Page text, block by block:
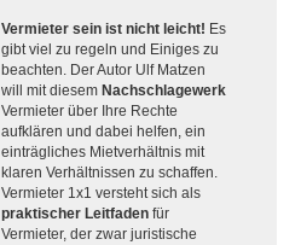
Vermieter sein ist nicht leicht! Es
gibt viel zu regeln und Einiges zu
beachten. Der Autor Ulf Matzen
will mit diesem Nachschlagewerk
Vermieter über Ihre Rechte
aufklären und dabei helfen, ein
einträgliches Mietverhältnis mit
klaren Verhältnissen zu schaffen.
Vermieter 1x1 versteht sich als
praktischer Leitfaden für
Vermieter, der zwar juristische